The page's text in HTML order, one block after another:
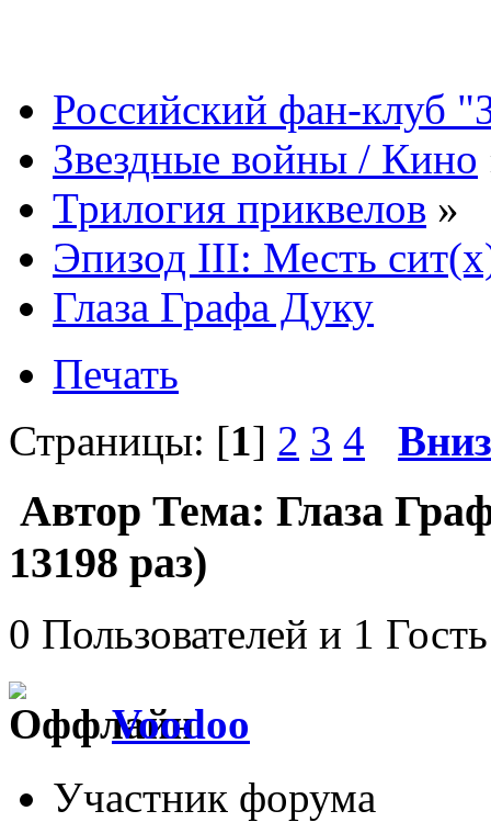
Российский фан-клуб
Звездные войны / Кино
Трилогия приквелов »
Эпизод III: Месть
Глаза Графа Дуку
Печать
Страницы: [1] 2 3 4 Вниз
Автор Тема: Глаза
13198 раз)
0 Пользователей и 1
Voodoo
Участник форума